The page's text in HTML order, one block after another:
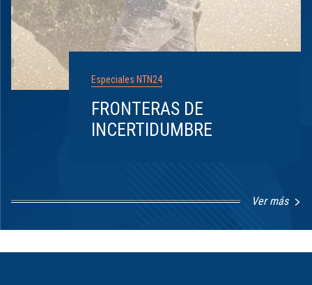
Especiales NTN24
FRONTERAS DE
INCERTIDUMBRE
Ver más
1
8